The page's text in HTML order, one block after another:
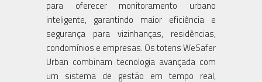
para oferecer monitoramento urbano
inteligente, garantindo maior eficiência e
segurança para vizinhanças, residências,
condomínios e empresas. Os totens WeSafer
Urban combinam tecnologia avançada com
um sistema de gestão em tempo real,